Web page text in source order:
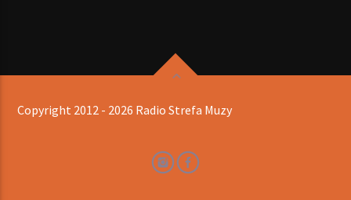
Copyright 2012 - 2026 Radio Strefa Muzy